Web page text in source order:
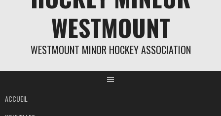
WESTMOUNT
WESTMOUNT MINOR HOCKEY ASSOCIATION
ACCUEIL